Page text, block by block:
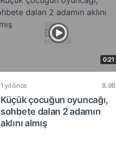
0:21
1 yıl önce 8.9B
Küçük çocuğun oyuncağı,
sohbete dalan 2 adamın
aklını almış